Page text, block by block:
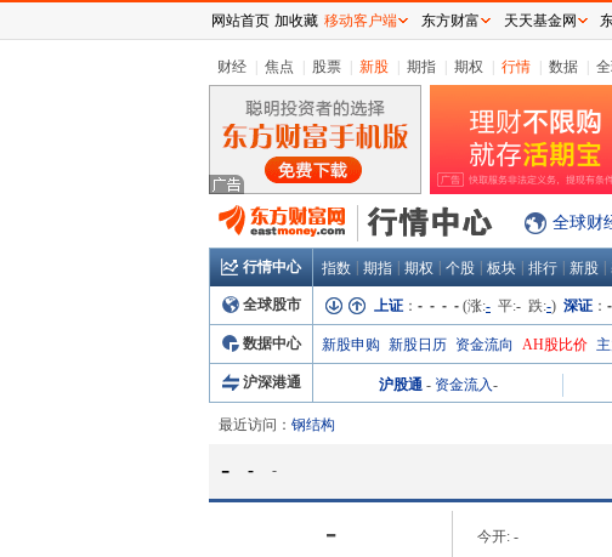
财经 焦点 股票 新股 期指 期权 行情 数据
全球财
行情中心 指数 期指 期权 个股 板块 排行 新股
全球股市 上证 ： - - - - (涨:- 平:- 跌:-) 深证 ：
数据中心 新股申购 新股日历 资金流向 AH股比价
沪深港通 沪股通 - 资金流入-
最近访问： 钢结构
- - -
- 今开: -
网站首页 加收藏 移动客户端 东方财富 天天基金网